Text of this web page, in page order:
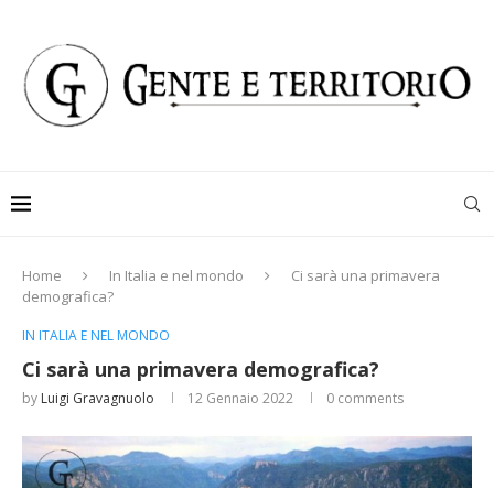
Home In Italia e nel mondo
Ci sarà una primavera
demografica?
IN ITALIA E NEL MONDO
Ci sarà una primavera demografica?
by Luigi Gravagnuolo 12 Gennaio 2022 0 comments